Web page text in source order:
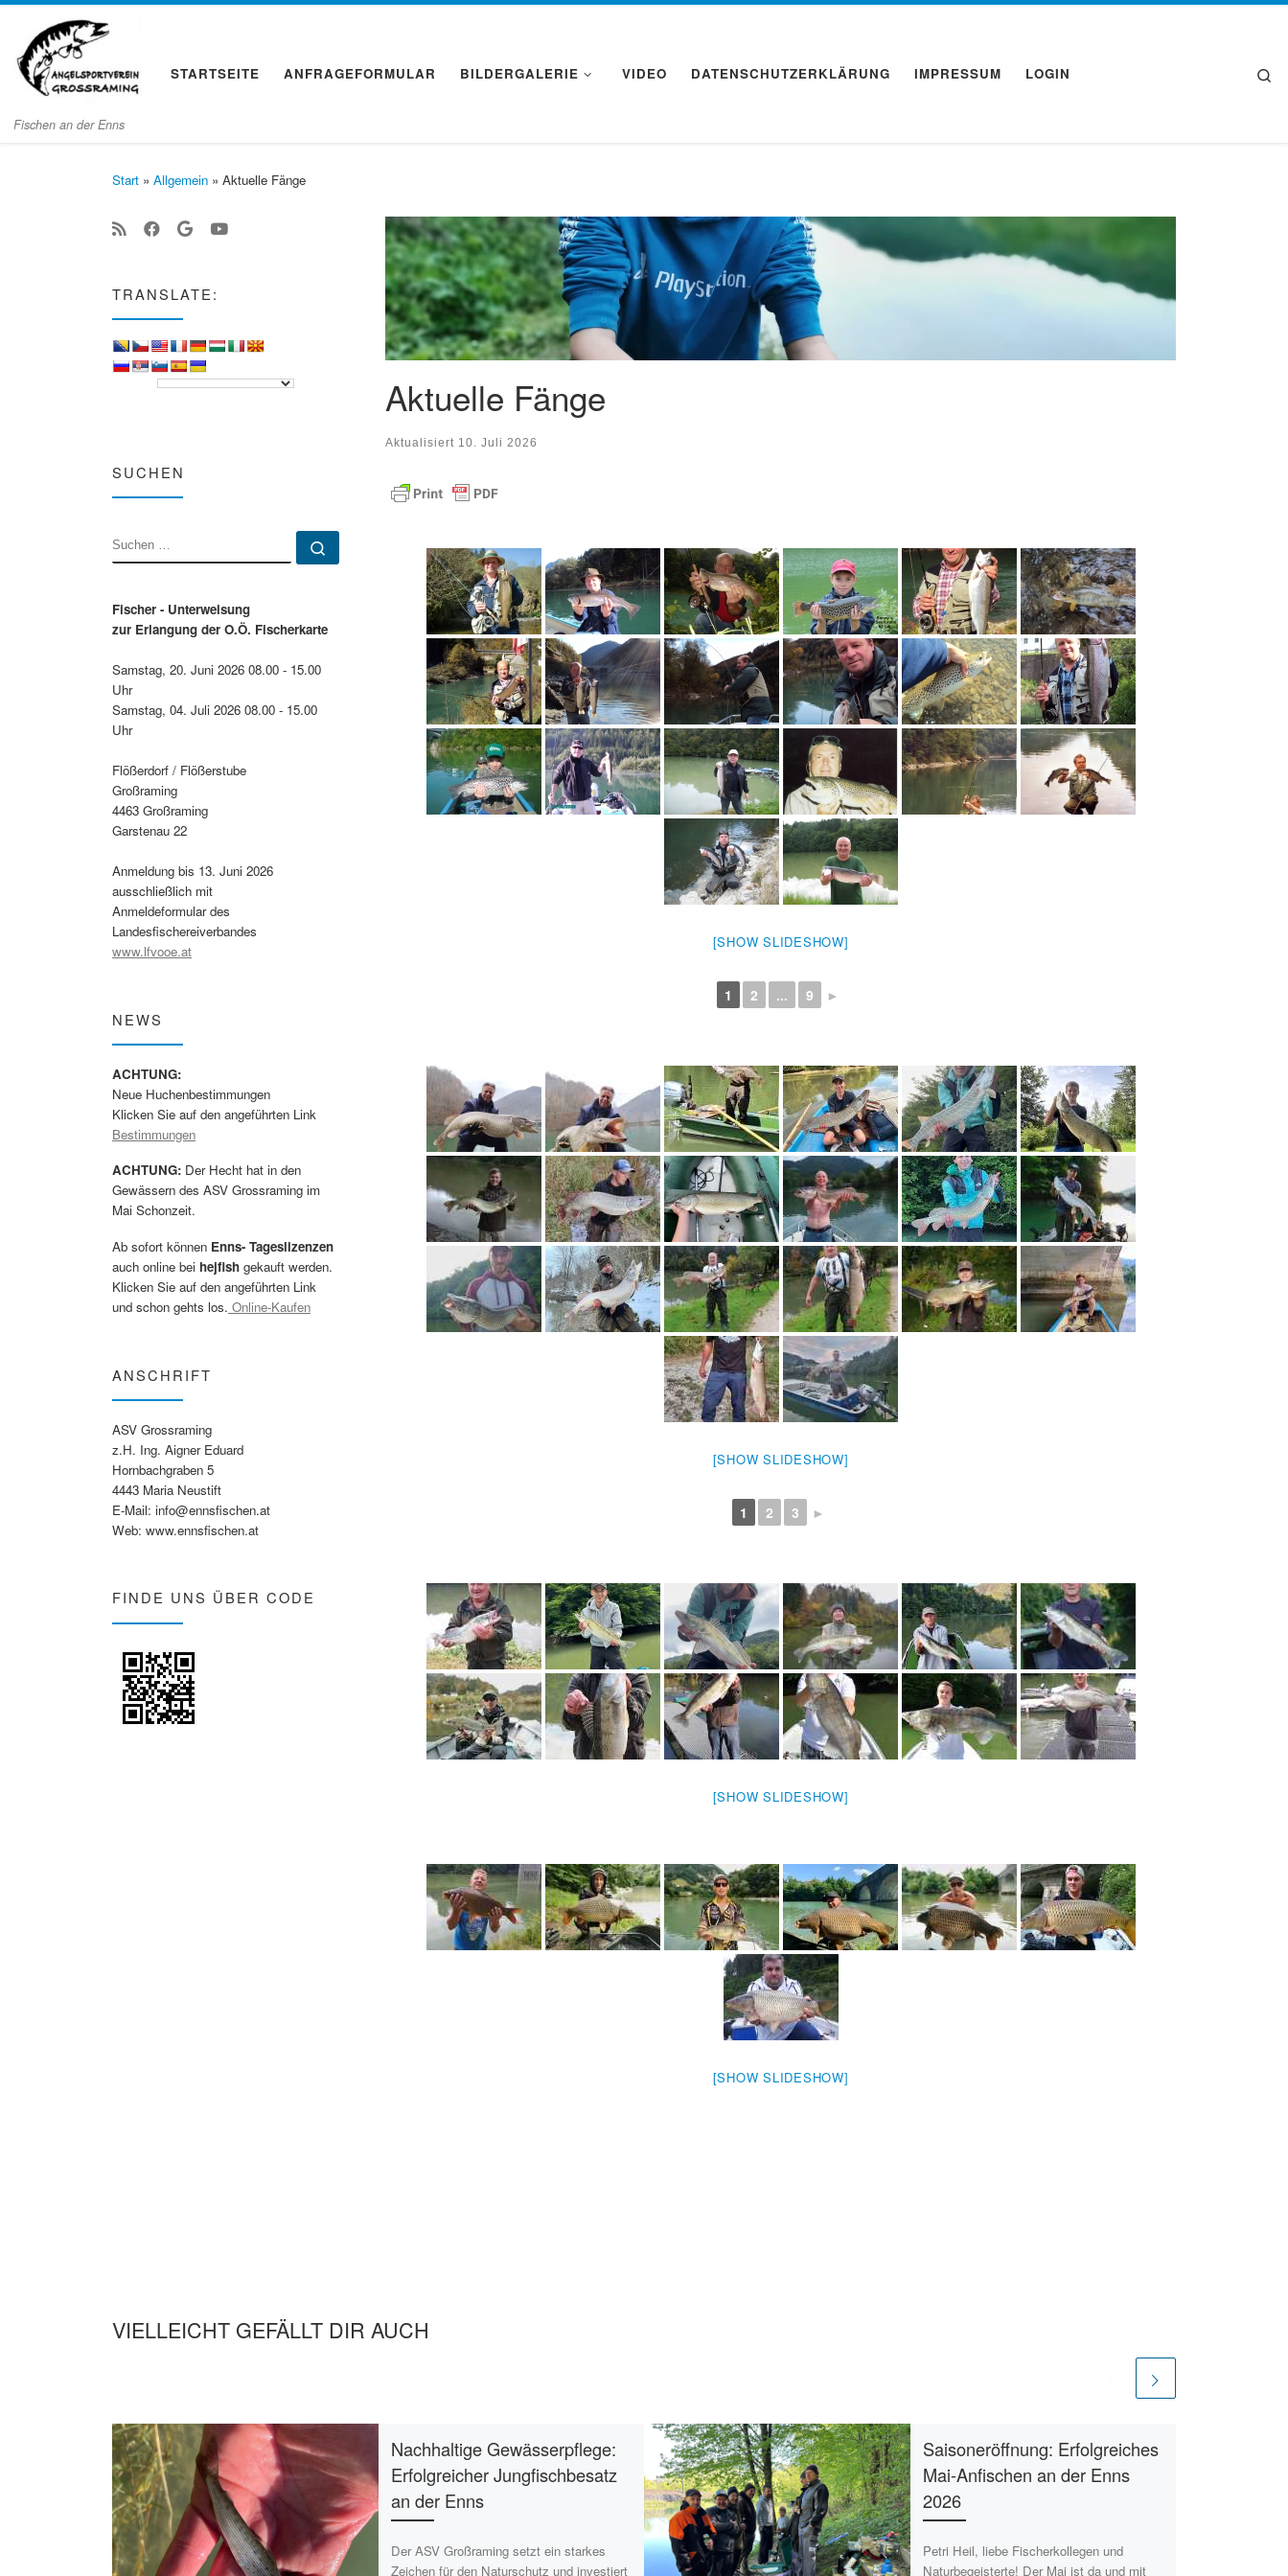
Zum Inhalt springen
Fischen an der Enns
STARTSEITE ANFRAGEFORMULAR BILDERGALERIE VIDEO DATENSCHUTZERKLÄRUNG IMPRESSUM LOGIN
Start » Allgemein » Aktuelle Fänge
Aktuelle Fänge
Aktualisiert 10. Juli 2026
[SHOW SLIDESHOW]
1 2 ... 9 ►
[SHOW SLIDESHOW]
1 2 3 ►
[SHOW SLIDESHOW]
[SHOW SLIDESHOW]
VIELLEICHT GEFÄLLT DIR AUCH
Nachhaltige Gewässerpflege:
Erfolgreicher Jungfischbesatz
an der Enns
Der ASV Großraming setzt ein starkes
Zeichen für den Naturschutz und investiert
Saisoneröffnung: Erfolgreiches
Mai-Anfischen an der Enns
2026
Petri Heil, liebe Fischerkollegen und
Naturbegeisterte! Der Mai ist da und mit
TRANSLATE:
SUCHEN
SUCHE
Fischer - Unterweisung
zur Erlangung der O.Ö. Fischerkarte
Samstag, 20. Juni 2026 08.00 - 15.00
Uhr
Samstag, 04. Juli 2026 08.00 - 15.00
Uhr
Flößerdorf / Flößerstube
Großraming
4463 Großraming
Garstenau 22
Anmeldung bis 13. Juni 2026
ausschließlich mit
Anmeldeformular des
Landesfischereiverbandes
www.lfvooe.at
NEWS
ACHTUNG:
Neue Huchenbestimmungen
Klicken Sie auf den angeführten Link
Bestimmungen
ACHTUNG: Der Hecht hat in den
Gewässern des ASV Grossraming im
Mai Schonzeit.
Ab sofort können Enns- Tageslizenzen
auch online bei hejfish gekauft werden.
Klicken Sie auf den angeführten Link
und schon gehts los. Online-Kaufen
ANSCHRIFT
ASV Grossraming
z.H. Ing. Aigner Eduard
Hornbachgraben 5
4443 Maria Neustift
E-Mail: info@ennsfischen.at
Web: www.ennsfischen.at
FINDE UNS ÜBER CODE